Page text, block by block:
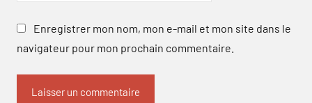
Enregistrer mon nom, mon e-mail et mon site dans le
navigateur pour mon prochain commentaire.